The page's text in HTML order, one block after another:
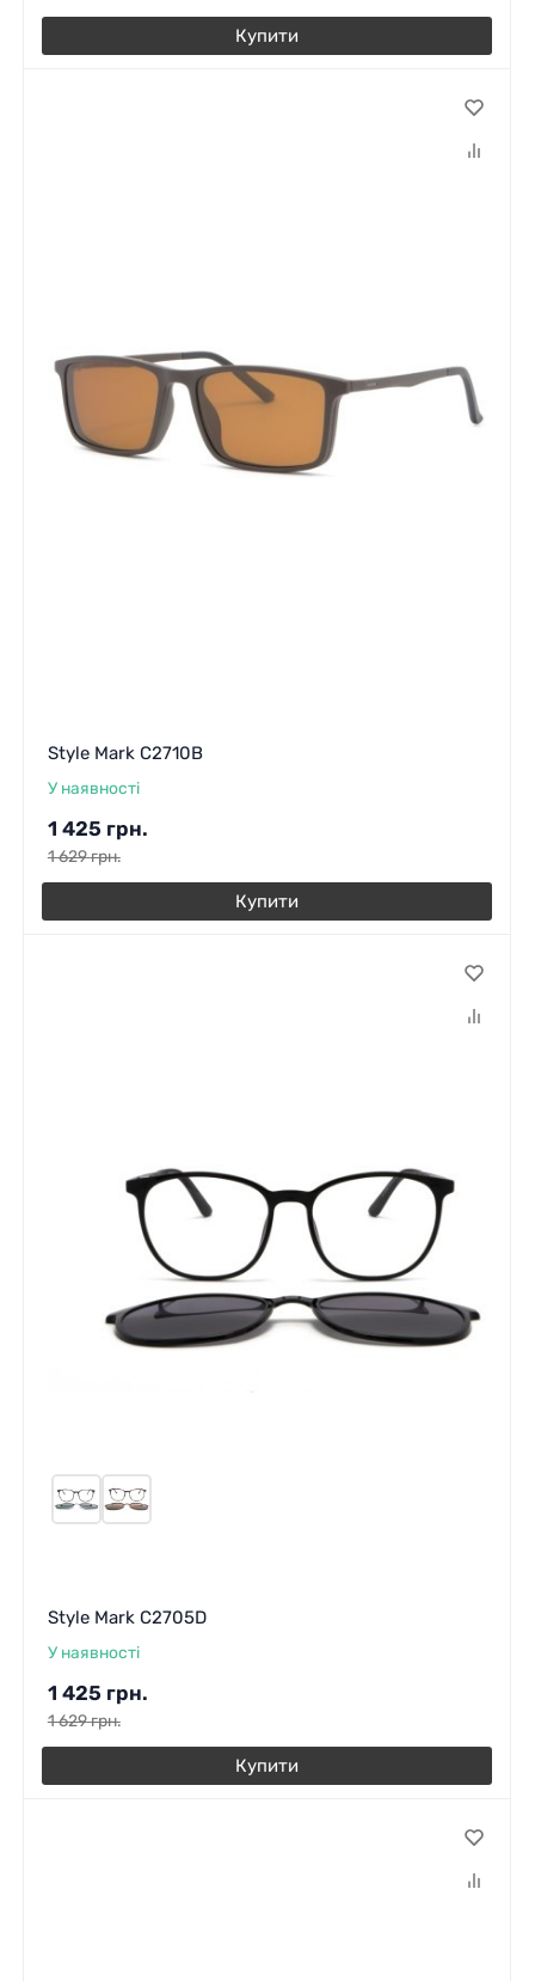
Купити
Style Mark C2710B
У наявності
1 425 грн.
1 629грн.
Купити
Style Mark C2705D
У наявності
1 425 грн.
1 629грн.
Купити